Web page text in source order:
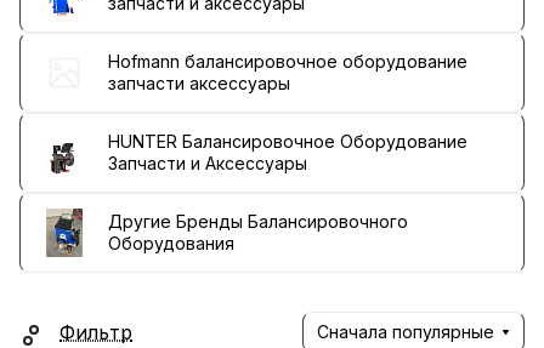
Hofmann балансировочное оборудование
запчасти аксессуары
HUNTER Балансировочное Оборудование
Запчасти и Аксессуары
Другие Бренды Балансировочного
Оборудования
Фильтр Сначала популярные